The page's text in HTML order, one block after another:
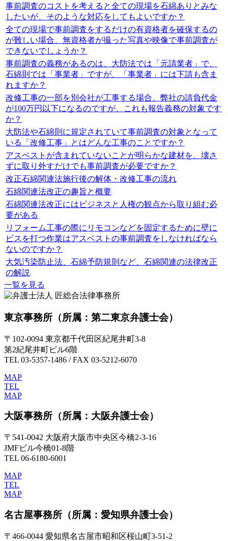
事前調査のコストを考えると全ての現場を石綿ありとみな
したいが、そのような対応をしてもよいですか？
全ての現場で事前調査をするだけの有資格者を確保するの
が難しい場合、無資格者が撮った写真や映像で事前調査が
できないでしょうか？
事前調査の義務があるのは、大防法では「元請業者」で、
石綿則では「事業者」ですが、「事業者」には下請も含ま
れますか？
改修工事の一部を別会社が工事する場合、弊社の請負代金
が100万円以下になるのですが、これも報告義務の対象です
か？
大防法や石綿則に規定されていて事前調査の対象となって
いる「改修工事」とはどんな工事のことですか？
アスベストが含まれていないことが明らかな建材を、壊さ
ずに取り外すだけでも事前調査が必要ですか？
改正石綿関連法施行後の解体・改修工事の流れ
石綿関連法改正の趣旨と概要
石綿関連法改正にはビジネスと人権の観点から取り組む必
要がある
リフォーム工事の際にリモコンなどを固定するために壁に
ビスを打つ作業はアスベストの事前調査をしなければなら
ないのですか？
大気汚染防止法、石綿予防規則など、石綿関連の法律改正
の解説
一覧を見る
東京事務所 （所属：第二東京弁護士会）
〒102-0094 東京都千代田区紀尾井町3-8
第2紀尾井町ビル6階
TEL 03-5357-1486 / FAX 03-5212-6070
MAP
TEL
MAP
大阪事務所 （所属：大阪弁護士会）
〒541-0042 大阪府大阪市中央区今橋2-3-16
JMFビル今橋01-8階
TEL 06-6180-6001
MAP
TEL
MAP
名古屋事務所 （所属：愛知県弁護士会）
〒466-0044 愛知県名古屋市昭和区桜山町3-51-2